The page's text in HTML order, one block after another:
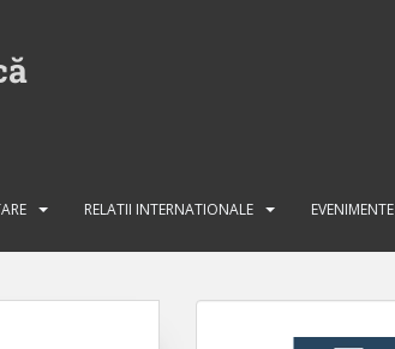
RELATII INTERNATIONALE EVENIMENTE